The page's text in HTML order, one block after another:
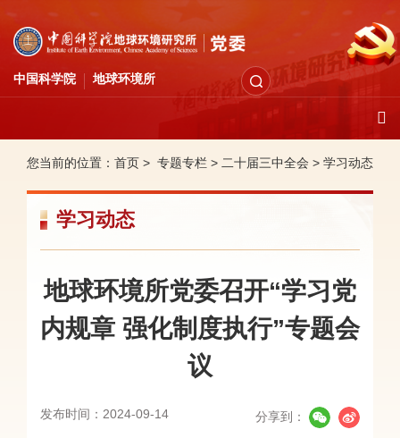
中国科学院 地球环境所
您当前的位置： 首页 > 专题专栏 > 二十届三中全会 > 学习动态
学习动态
地球环境所党委召开“学习党
内规章 强化制度执行”专题会
议
发布时间：2024-09-14 分享到：